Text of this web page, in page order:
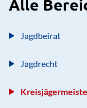
Hans-Christoph Cohrs
04138 248
Gebäude 12, Zimmer
Konrad-Zuse-Allee
Alle
Jagdbeirat
Jagdrecht